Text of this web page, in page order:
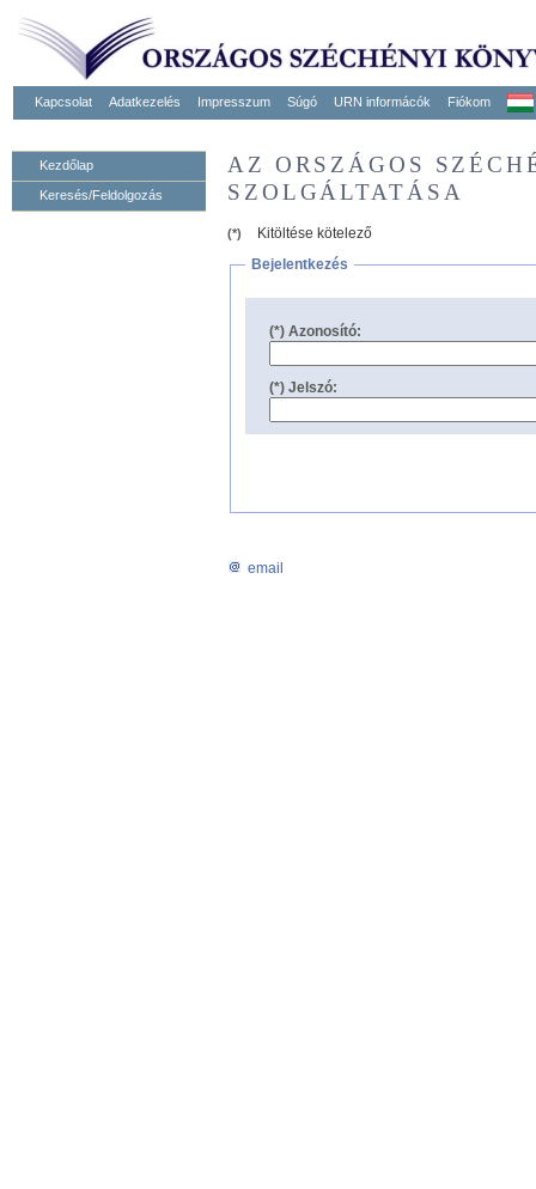
Kapcsolat Adatkezelés Impresszum Súgó URN informácók Fiókom
Kezdőlap
Keresés/Feldolgozás
AZ ORSZÁGOS
SZOLGÁLTATÁSA
(*)
Kitöltése kötelező
Bejelentkezés
(*) Azonosító:
(*) Jelszó:
email